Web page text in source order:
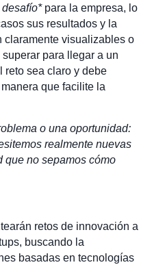
desafío*para la empresa, lo
sus resultados y la
claramente visualizables o
para llegar a un
reto sea claro y debe
que facilite la
o una oportunidad:
realmente nuevas
que no sepamos cómo
retos de innovación a
buscando la
basadas en tecnologías